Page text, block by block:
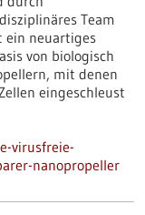
Team
ein neuartiges
von biologisch
mit denen
eingeschleust
virusfreie-
nanopropeller